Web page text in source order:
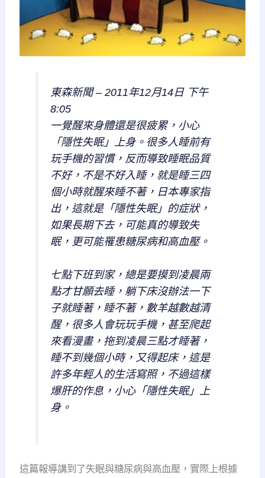
東森新聞 – 2011年12月14日 下午
8:05
一覺醒來身體還是很疲累，小心
「隱性失眠」上身。很多人睡前有
玩手機的習慣，反而導致睡眠品質
不好，不是不好入睡，就是睡三四
個小時就醒來睡不著，日本專家指
出，這就是「隱性失眠」的症狀，
如果長期下去，可能真的導致失
眠，更可能罹患糖尿病和高血壓。
七點下班到家，總是要摸到凌晨兩
點才甘願去睡，躺下床沒辦法一下
子就睡著，睡不著，數羊越數越清
醒，很多人會玩玩手機，甚至爬起
來看漫畫，拖到凌晨三點才睡著，
睡不到幾個小時，又得起床，這是
許多年輕人的生活寫照，不過這樣
爆肝的作息，小心「隱性失眠」上
身。
這篇報導講到了失眠與糖尿病與高血壓，實際上根據